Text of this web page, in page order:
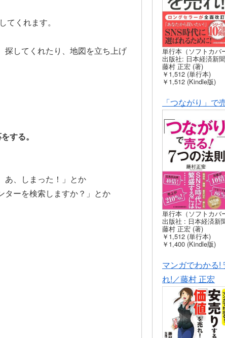
くれます。
探してくれたり、地図を立ち上げ
する。
あ、しまった！」とか
ターを検索しますか？」とか
単行本（ソフトカバ
出版社: 日本経済新
藤村 正宏 (著)
￥1,512 (単行本)
￥1,512 (Kindle版)
「つながり」で
単行本（ソフトカバ
出版社 : 日本経済新
藤村 正宏 (著)
￥1,512 (単行本)
￥1,400 (Kindle版)
マンガでわかる!
れ!／藤村 正宏